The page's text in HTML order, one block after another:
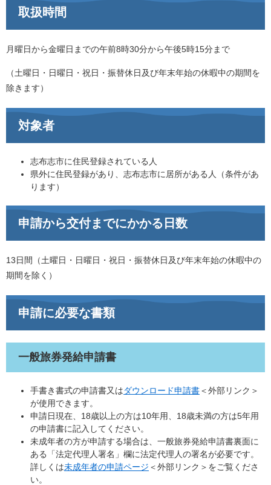
取扱時間
月曜日から金曜日までの午前8時30分から午後5時15分まで
（土曜日・日曜日・祝日・振替休日及び年末年始の休暇中の期間を
除きます）
対象者
志布志市に住民登録されている人
県外に住民登録があり、志布志市に居所がある人（条件があ
ります）
申請から交付までにかかる日数
13日間（土曜日・日曜日・祝日・振替休日及び年末年始の休暇中の
期間を除く）
申請に必要な書類
一般旅券発給申請書
手書き書式の申請書又はダウンロード申請書＜外部リンク＞
が使用できます。
申請日現在、18歳以上の方は10年用、18歳未満の方は5年用
の申請書に記入してください。
未成年者の方が申請する場合は、一般旅券発給申請書裏面に
ある「法定代理人署名」欄に法定代理人の署名が必要です。
詳しくは未成年者の申請ページ ＜外部リンク＞ をご覧くださ
い。